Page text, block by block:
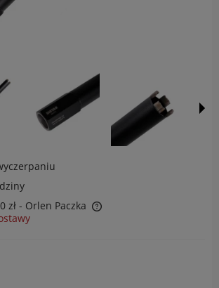
zł - Orlen Paczka
ewentualnych kosztów płatności